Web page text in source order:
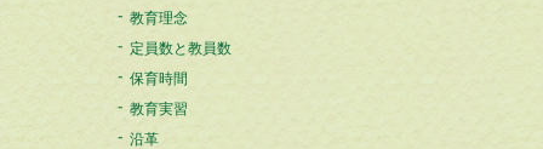
教育理念
定員数と教員数
保育時間
教育実習
沿革